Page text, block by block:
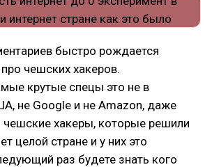
быстро рождается
чешских хакеров.
крутые спецы это не в
не Google и не Amazon, даже
чешские хакеры, которые решили
целой стране и у них это
раз будете знать кого